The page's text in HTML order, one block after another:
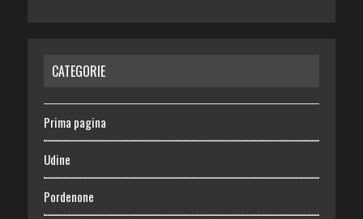
CATEGORIE
Prima pagina
Udine
Pordenone